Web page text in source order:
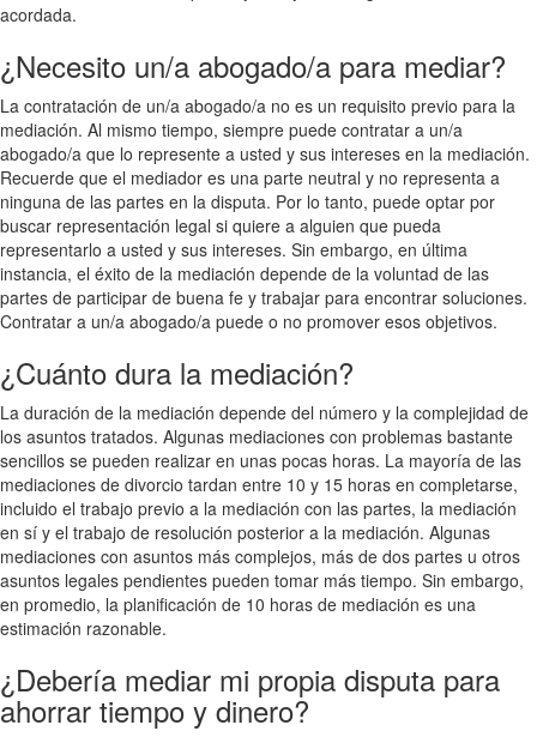
acordada.
¿Necesito un/a abogado/a para mediar?
La contratación de un/a abogado/a no es un requisito previo para la
mediación. Al mismo tiempo, siempre puede contratar a un/a
abogado/a que lo represente a usted y sus intereses en la mediación.
Recuerde que el mediador es una parte neutral y no representa a
ninguna de las partes en la disputa. Por lo tanto, puede optar por
buscar representación legal si quiere a alguien que pueda
representarlo a usted y sus intereses. Sin embargo, en última
instancia, el éxito de la mediación depende de la voluntad de las
partes de participar de buena fe y trabajar para encontrar soluciones.
Contratar a un/a abogado/a puede o no promover esos objetivos.
¿Cuánto dura la mediación?
La duración de la mediación depende del número y la complejidad de
los asuntos tratados. Algunas mediaciones con problemas bastante
sencillos se pueden realizar en unas pocas horas. La mayoría de las
mediaciones de divorcio tardan entre 10 y 15 horas en completarse,
incluido el trabajo previo a la mediación con las partes, la mediación
en sí y el trabajo de resolución posterior a la mediación. Algunas
mediaciones con asuntos más complejos, más de dos partes u otros
asuntos legales pendientes pueden tomar más tiempo. Sin embargo,
en promedio, la planificación de 10 horas de mediación es una
estimación razonable.
¿Debería mediar mi propia disputa para
ahorrar tiempo y dinero?